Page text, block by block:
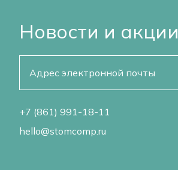
Новости и акции
+7 (861) 991-18-11
hello@stomcomp.ru